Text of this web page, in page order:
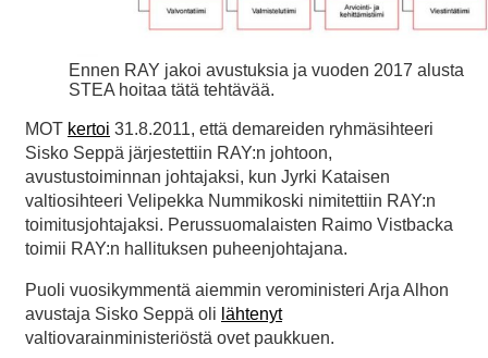
Ennen RAY jakoi avustuksia ja vuoden 2017 alusta
STEA hoitaa tätä tehtävää.
MOT kertoi 31.8.2011, että demareiden ryhmäsihteeri
Sisko Seppä järjestettiin RAY:n johtoon,
avustustoiminnan johtajaksi, kun Jyrki Kataisen
valtiosihteeri Velipekka Nummikoski nimitettiin RAY:n
toimitusjohtajaksi. Perussuomalaisten Raimo Vistbacka
toimii RAY:n hallituksen puheenjohtajana.
Puoli vuosikymmentä aiemmin veroministeri Arja Alhon
avustaja Sisko Seppä oli lähtenyt
valtiovarainministeriöstä ovet paukkuen.